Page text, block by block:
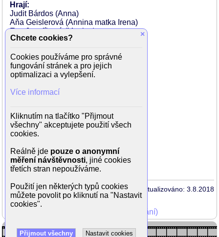
Hrají:
Judit Bárdos (Anna)
Aňa Geislerová (Annina matka Irena)
Eva Josefíková (Martina)
Roman Luknár (Bohdan)
Vlastina Svátková (zdravotní sestra)
Roman Zach (Kříž)
Igor Bareš (Novotný)
Ondřej Malý (doktor Pavelka)
Zuzana Mistríková (úřednice)
Michaela Pavlátová (Tomášova matka)
Pavel Lagner (Tomášův otec)
Slávek Bílský (příslušník StB)
Tomáš Matonoha
Aktualizováno: 3.8.2018
Mohli jste vidět v TV (zobrazit starší vysílání)
×
Chcete cookies?
Cookies používáme pro správné
fungování stránek a pro jejich
optimalizaci a vylepšení.
Více informací
Kliknutím na tlačítko "Přijmout
všechny" akceptujete použití všech
cookies.
Reálně jde pouze o anonymní
měření návštěvnosti, jiné cookies
třetích stran nepoužíváme.
Použití jen některých typů cookies
můžete povolit po kliknutí na "Nastavit
cookies".
Přijmout všechny Nastavit cookies